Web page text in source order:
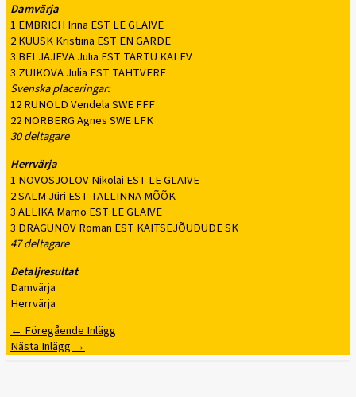
Damvärja
1 EMBRICH Irina EST LE GLAIVE
2 KUUSK Kristiina EST EN GARDE
3 BELJAJEVA Julia EST TARTU KALEV
3 ZUIKOVA Julia EST TÄHTVERE
Svenska placeringar:
12 RUNOLD Vendela SWE FFF
22 NORBERG Agnes SWE LFK
30 deltagare
Herrvärja
1 NOVOSJOLOV Nikolai EST LE GLAIVE
2 SALM Jüri EST TALLINNA MÕÕK
3 ALLIKA Marno EST LE GLAIVE
3 DRAGUNOV Roman EST KAITSEJÕUDUDE SK
47 deltagare
Detaljresultat
Damvärja
Herrvärja
← Föregående Inlägg
Nästa Inlägg →